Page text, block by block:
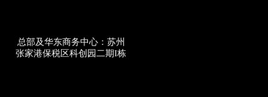
总部及华东商务中心：苏州
张家港保税区科创园二期I栋